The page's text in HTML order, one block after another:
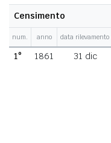
Censimento
num. anno data rilevamento
1° 1861 31 dic